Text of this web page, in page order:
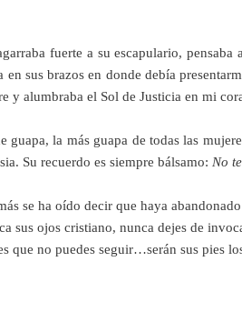
fuerte a su escapulario,
sus brazos en donde debía
y alumbraba el Sol de Justicia en mi
guapa, la más guapa de todas las
Su recuerdo es siempre bálsamo: No
se ha oído decir que haya
sus ojos cristiano, nunca dejes de
que no puedes seguir…serán sus pies